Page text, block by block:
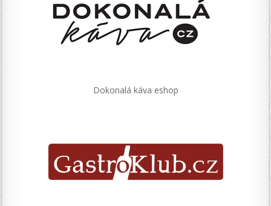
Dokonalá káva eshop